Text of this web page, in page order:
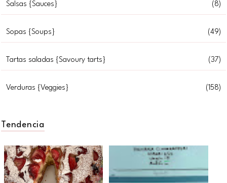
Salsas {Sauces} (8)
Sopas {Soups} (49)
Tartas saladas {Savoury tarts} (37)
Verduras {Veggies} (158)
Tendencia